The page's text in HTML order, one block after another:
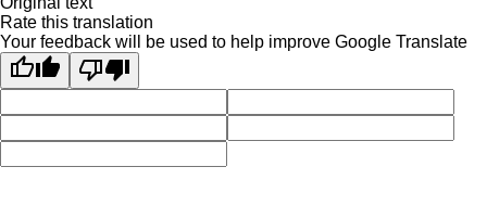
Rate this translation
Your feedback will be used to help improve Google Translate